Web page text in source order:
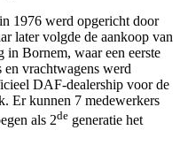
1976 werd opgericht door
later volgde de aankoop van
in Bornem, waar een eerste
en vrachtwagens werd
DAF-dealership voor de
Er kunnen 7 medewerkers
als 2de generatie het